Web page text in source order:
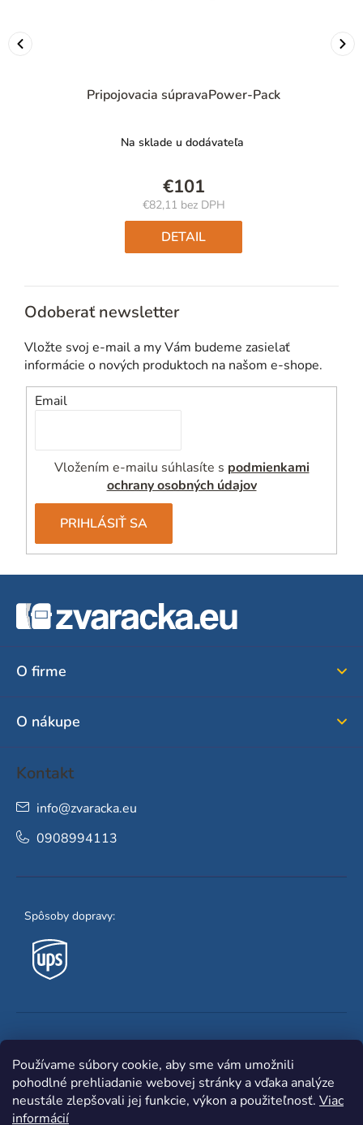
Používame súbory cookie, aby sme vám umožnili
pohodlné prehliadanie webovej stránky a vďaka analýze
neustále zlepšovali jej funkcie, výkon a použiteľnosť. Viac
informácií
Pripojovacia súpravaPower-Pack
Na sklade u dodávateľa
€101
€82,11 bez DPH
Jednotková
cena:
DETAIL
Odoberať newsletter
Vložte svoj e-mail a my Vám budeme zasielať
informácie o nových produktoch na našom e-shope.
Email
Vložením e-mailu súhlasíte s podmienkami
ochrany osobných údajov
PRIHLÁSIŤ SA
O firme
O nákupe
Kontakt
info@zvaracka.eu
0908994113
Spôsoby dopravy: